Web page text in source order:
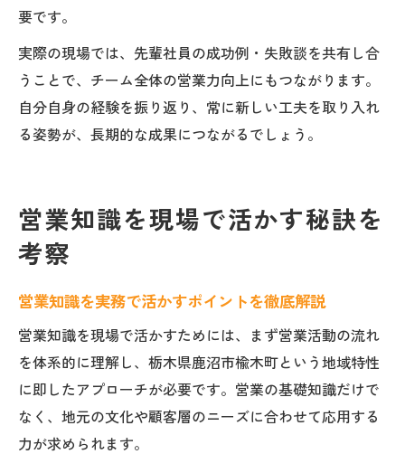
要です。
実際の現場では、先輩社員の成功例・失敗談を共有し合
うことで、チーム全体の営業力向上にもつながります。
自分自身の経験を振り返り、常に新しい工夫を取り入れ
る姿勢が、長期的な成果につながるでしょう。
営業知識を現場で活かす秘訣を
考察
営業知識を実務で活かすポイントを徹底解説
営業知識を現場で活かすためには、まず営業活動の流れ
を体系的に理解し、栃木県鹿沼市楡木町という地域特性
に即したアプローチが必要です。営業の基礎知識だけで
なく、地元の文化や顧客層のニーズに合わせて応用する
力が求められます。